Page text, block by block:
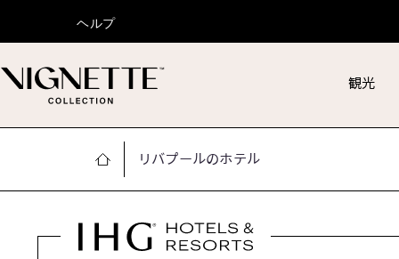
ヘルプ
観光
リバプールのホテル